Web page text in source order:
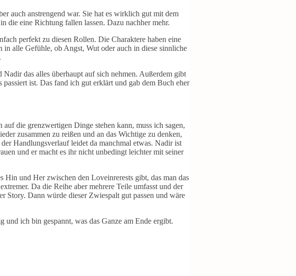
auch anstrengend war. Sie hat es wirklich gut mit dem
die eine Richtung fallen lassen. Dazu nachher mehr.
perfekt zu diesen Rollen. Die Charaktere haben eine
alle Gefühle, ob Angst, Wut oder auch in diese sinnliche
das alles überhaupt auf sich nehmen. Außerdem gibt
ist. Das fand ich gut erklärt und gab dem Buch eher
die grenzwertigen Dinge stehen kann, muss ich sagen,
zusammen zu reißen und an das Wichtige zu denken,
Handlungsverlauf leidet da manchmal etwas. Nadir ist
und er macht es ihr nicht unbedingt leichter mit seiner
Hin und Her zwischen den Loveinrerests gibt, das man das
Da die Reihe aber mehrere Teile umfasst und der
Story. Dann würde dieser Zwiespalt gut passen und wäre
ich bin gespannt, was das Ganze am Ende ergibt.